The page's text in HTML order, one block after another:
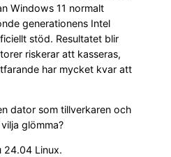
Windows 11 normalt
generationens Intel
stöd. Resultatet blir
riskerar att kasseras,
har mycket kvar att
dator som tillverkaren och
glömma?
24.04 Linux.